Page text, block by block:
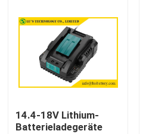
14.4-18V Lithium-
Batterieladegeräte